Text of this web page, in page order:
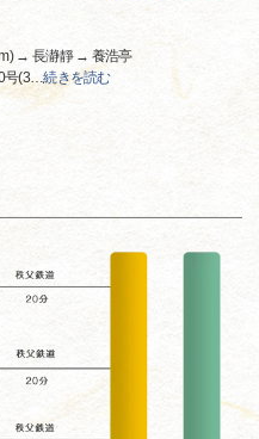
→ 長瀞靜 → 養浩亭
号(3…続きを読む